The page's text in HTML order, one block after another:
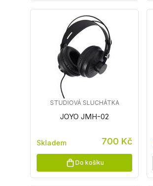
JOYO JMH-02
STUDIOVÁ SLUCHÁTKA
Skladem 700 Kč
Do košíku